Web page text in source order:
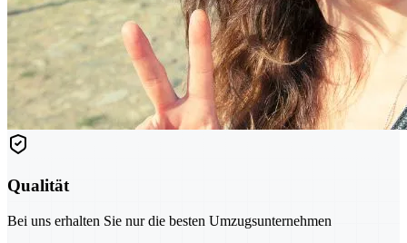
Qualität
Bei uns erhalten Sie nur die besten Umzugsunternehmen